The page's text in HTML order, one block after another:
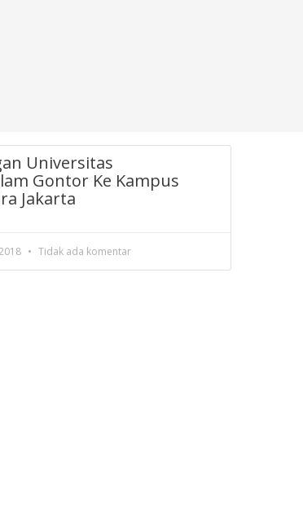
Universitas
Gontor Ke Kampus
Jakarta
Tidak ada komentar